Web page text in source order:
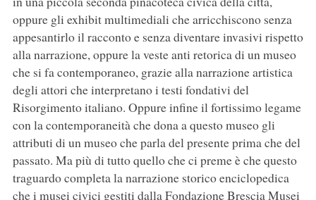
oppure gli exhibit multimediali che arricchiscono senza
appesantirlo il racconto e senza diventare invasivi rispetto
alla narrazione, oppure la veste anti retorica di un museo
che si fa contemporaneo, grazie alla narrazione artistica
degli attori che interpretano i testi fondativi del
Risorgimento italiano. Oppure infine il fortissimo legame
con la contemporaneità che dona a questo museo gli
attributi di un museo che parla del presente prima che del
passato. Ma più di tutto quello che ci preme è che questo
traguardo completa la narrazione storico enciclopedica
che i musei civici gestiti dalla Fondazione Brescia Musei